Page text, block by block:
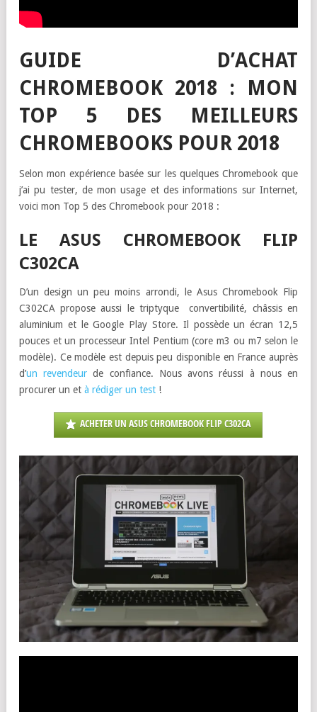
GUIDE D’ACHAT
CHROMEBOOK 2018 : MON
TOP 5 DES MEILLEURS
CHROMEBOOKS POUR 2018
Selon mon expérience basée sur les quelques Chromebook que
j’ai pu tester, de mon usage et des informations sur Internet,
voici mon Top 5 des Chromebook pour 2018 :
LE ASUS CHROMEBOOK FLIP
C302CA
D’un design un peu moins arrondi, le Asus Chromebook Flip
C302CA propose aussi le triptyque convertibilité, châssis en
aluminium et le Google Play Store. Il possède un écran 12,5
pouces et un processeur Intel Pentium (core m3 ou m7 selon le
modèle). Ce modèle est depuis peu disponible en France auprès
d’un revendeur de confiance. Nous avons réussi à nous en
procurer un et à rédiger un test !
ACHETER UN ASUS CHROMEBOOK FLIP C302CA